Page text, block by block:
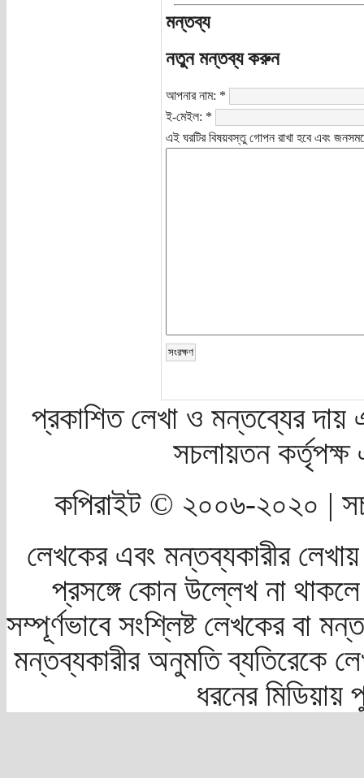
মন্তব্য
নতুন মন্তব্য করুন
আপনার নাম: *
ই-মেইল: *
এই ঘরটির বিষয়বস্তু গোপন রাখা হবে এবং
প্রকাশিত লেখা ও মন্তব্যের দায়
সচলায়তন
কপিরাইট © ২০০৬-২০২০ |
লেখকের এবং মন্তব্যকারীর
প্রসঙ্গে কোন উল্লেখ না
সম্পূর্ণভাবে সংশ্লিষ্ট লেখকের বা
মন্তব্যকারীর অনুমতি ব্যতিরেকে
ধরনের মিডিয়ায়